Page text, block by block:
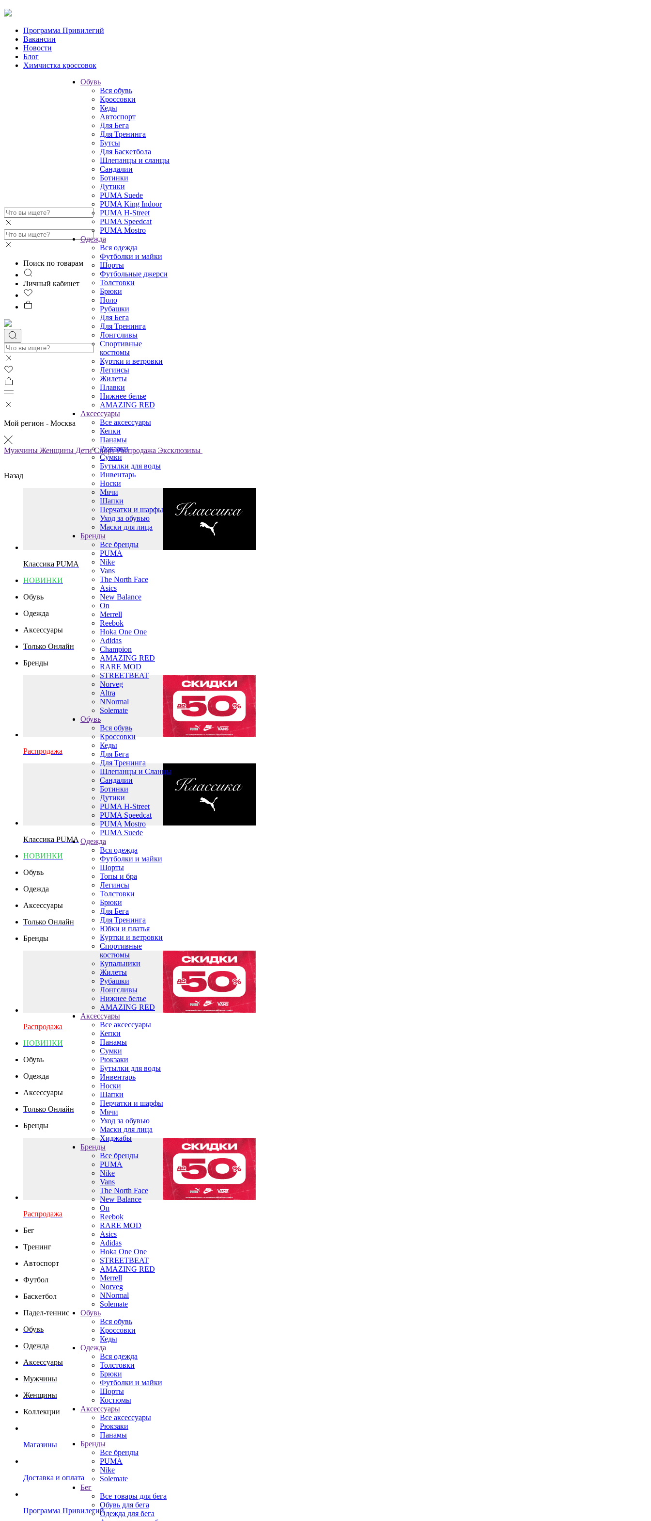
Программа Привилегий
Вакансии
Новости
Блог
Химчистка кроссовок
Обувь
Вся обувь
Кроссовки
Кеды
Автоспорт
Для Бега
Для Тренинга
Бутсы
Для Баскетбола
Шлепанцы и сланцы
Сандалии
Ботинки
Дутики
PUMA Suede
PUMA King Indoor
PUMA H-Street
PUMA Speedcat
PUMA Mostro
Одежда
Вся одежда
Футболки и майки
Шорты
Футбольные джерси
Толстовки
Брюки
Поло
Рубашки
Для Бега
Для Тренинга
Лонгсливы
Спортивные
костюмы
Куртки и ветровки
Легинсы
Жилеты
Плавки
Нижнее белье
AMAZING RED
Аксессуары
Все аксессуары
Кепки
Панамы
Рюкзаки
Сумки
Бутылки для воды
Инвентарь
Носки
Мячи
Шапки
Перчатки и шарфы
Уход за обувью
Маски для лица
Бренды
Все бренды
PUMA
Nike
Vans
The North Face
Asics
New Balance
On
Merrell
Reebok
Hoka One One
Adidas
Champion
AMAZING RED
RARE MOD
STREETBEAT
Norveg
Altra
NNormal
Solemate
Обувь
Вся обувь
Кроссовки
Кеды
Для Бега
Для Тренинга
Шлепанцы и Сланцы
Сандалии
Ботинки
Дутики
PUMA H-Street
PUMA Speedcat
PUMA Mostro
PUMA Suede
Одежда
Вся одежда
Футболки и майки
Шорты
Топы и бра
Легинсы
Толстовки
Брюки
Для Бега
Для Тренинга
Юбки и платья
Куртки и ветровки
Спортивные
костюмы
Купальники
Жилеты
Рубашки
Лонгсливы
Нижнее белье
AMAZING RED
Аксессуары
Все аксессуары
Кепки
Панамы
Сумки
Рюкзаки
Бутылки для воды
Инвентарь
Носки
Шапки
Перчатки и шарфы
Мячи
Уход за обувью
Маски для лица
Хиджабы
Бренды
Все бренды
PUMA
Nike
Vans
The North Face
New Balance
On
Reebok
RARE MOD
Asics
Adidas
Hoka One One
STREETBEAT
AMAZING RED
Merrell
Norveg
NNormal
Solemate
Обувь
Вся обувь
Кроссовки
Кеды
Одежда
Вся одежда
Толстовки
Брюки
Футболки и майки
Шорты
Костюмы
Аксессуары
Все аксессуары
Рюкзаки
Панамы
Бренды
Все бренды
PUMA
Nike
Solemate
Бег
Все товары для бега
Обувь для бега
Одежда для бега
Поиск по товарам
Личный кабинет
Мой регион - Москва
Мужчины Женщины ДетиСпортРаспродажа Эксклюзивы
Назад
Классика PUMA
НОВИНКИ
Обувь
Одежда
Аксессуары
Только Онлайн
Бренды
Распродажа
Классика PUMA
НОВИНКИ
Обувь
Одежда
Аксессуары
Только Онлайн
Бренды
Распродажа
НОВИНКИ
Обувь
Одежда
Аксессуары
Только Онлайн
Бренды
Распродажа
Бег
Тренинг
Автоспорт
Футбол
Баскетбол
Падел-теннис
Обувь
Одежда
Аксессуары
Мужчины
Женщины
Коллекции
Магазины
Доставка и оплата
Программа Привилегий